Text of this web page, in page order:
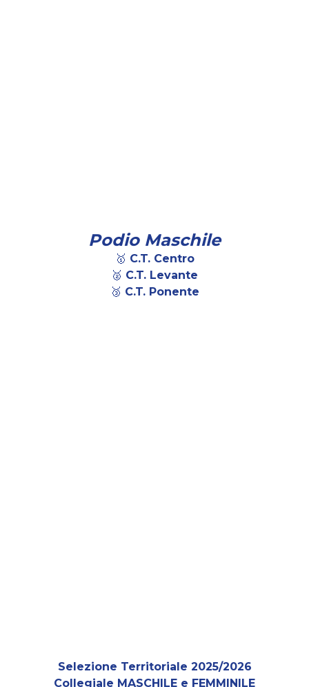
Podio Maschile
🥇 C.T. Centro
🥈 C.T. Levante
🥉 C.T. Ponente
Selezione Territoriale 2025/2026
Collegiale MASCHILE e FEMMINILE